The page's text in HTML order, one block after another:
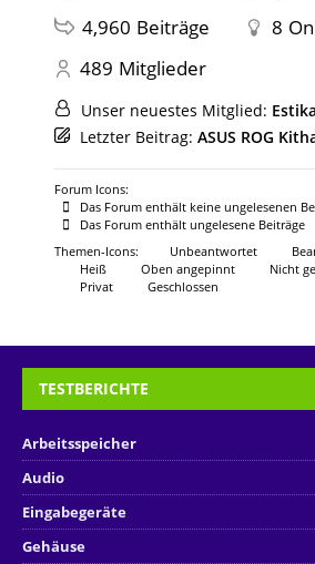
4,960 Beiträge 8
489 Mitglieder
Unser neuestes Mitglied: Estika
Letzter Beitrag: ASUS ROG
Forum Icons:
Das Forum enthält keine ungelesenen
Das Forum enthält ungelesene Beiträge
Themen-Icons:
Unbeantwortet
Heiß
Oben angepinnt Nicht
Privat
Geschlossen
TESTBERICHTE
Arbeitsspeicher
Audio
Eingabegeräte
Gehäuse